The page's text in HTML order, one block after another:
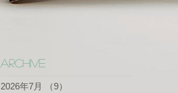
Archive
2026年7月 （9）